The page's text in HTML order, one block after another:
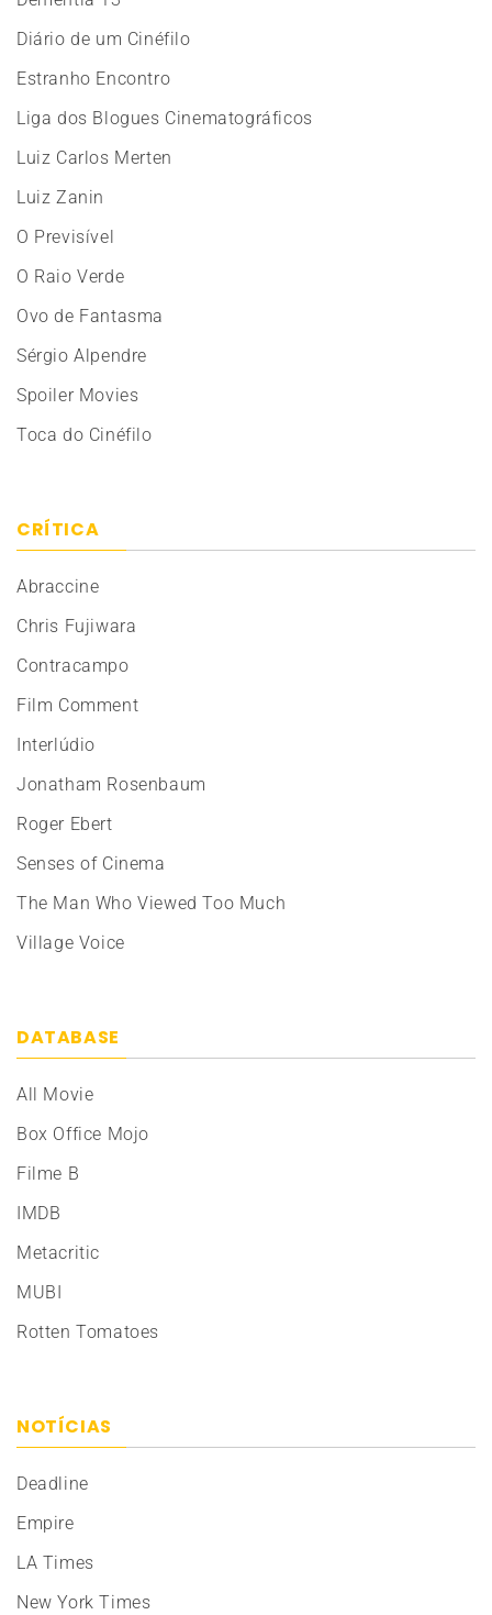
Diário de um Cinéfilo
Estranho Encontro
Liga dos Blogues Cinematográficos
Luiz Carlos Merten
Luiz Zanin
O Previsível
O Raio Verde
Ovo de Fantasma
Sérgio Alpendre
Spoiler Movies
Toca do Cinéfilo
CRÍTICA
Abraccine
Chris Fujiwara
Contracampo
Film Comment
Interlúdio
Jonatham Rosenbaum
Roger Ebert
Senses of Cinema
The Man Who Viewed Too Much
Village Voice
DATABASE
All Movie
Box Office Mojo
Filme B
IMDB
Metacritic
MUBI
Rotten Tomatoes
NOTÍCIAS
Deadline
Empire
LA Times
New York Times